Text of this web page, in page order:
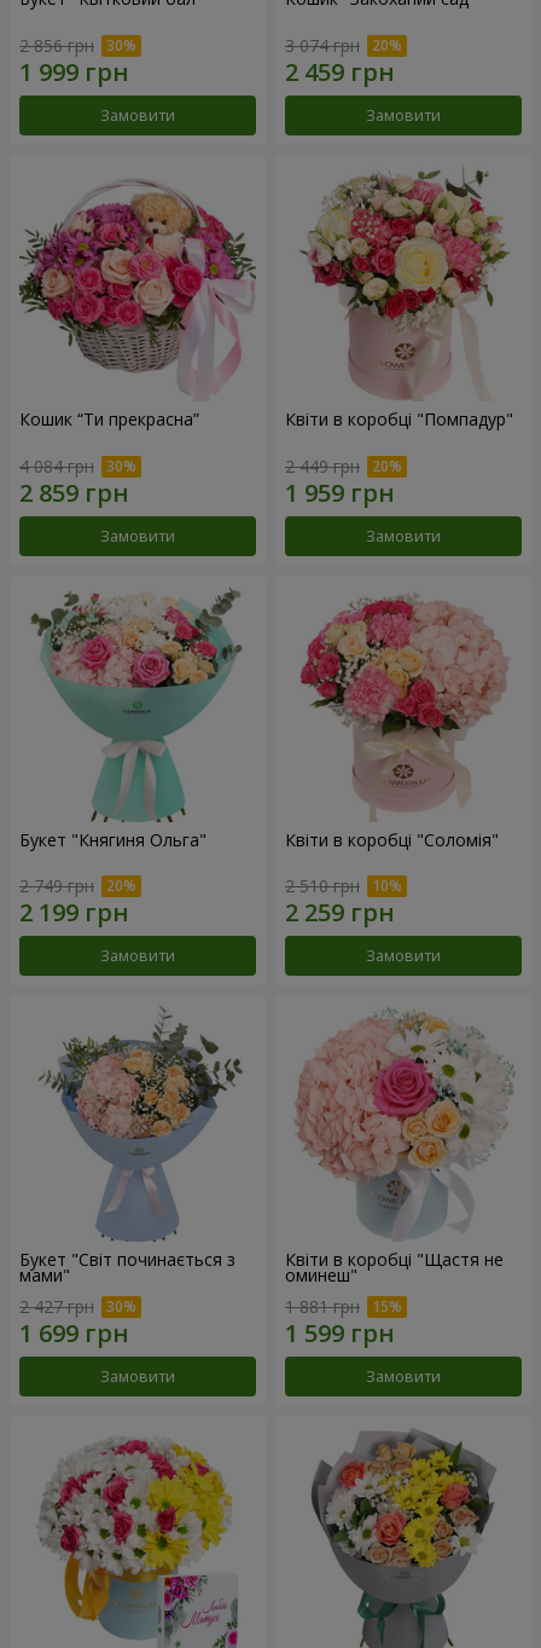
2 856 грн
Замовити
3 074 грн
Замовити
Кошик “Ти прекрасна”
4 084 грн
Замовити
Квіти в коробці "Помпадур"
2 449 грн
Замовити
Букет "Княгиня Ольга"
2 749 грн
Замовити
Квіти в коробці "Соломія"
2 510 грн
Замовити
Букет "Світ починається з
мами"
2 427 грн
Замовити
Квіти в коробці "Щастя не
оминеш"
1 881 грн
Замовити